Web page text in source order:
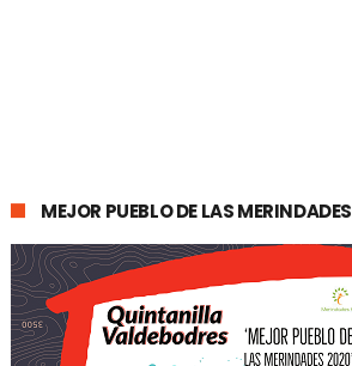
MEJOR PUEBLO DE LAS MERINDADES